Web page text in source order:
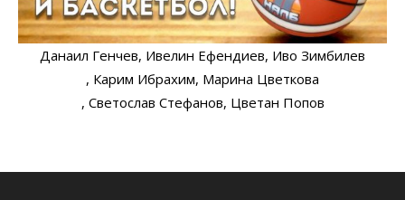
Данаил Генчев, Ивелин Ефендиев, Иво Зимбилев
, Карим Ибрахим, Марина Цветкова
, Светослав Стефанов, Цветан Попов